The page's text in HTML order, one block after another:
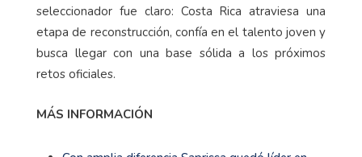
seleccionador fue claro: Costa Rica atraviesa una
etapa de reconstrucción, confía en el talento joven y
busca llegar con una base sólida a los próximos
retos oficiales.
MÁS INFORMACIÓN